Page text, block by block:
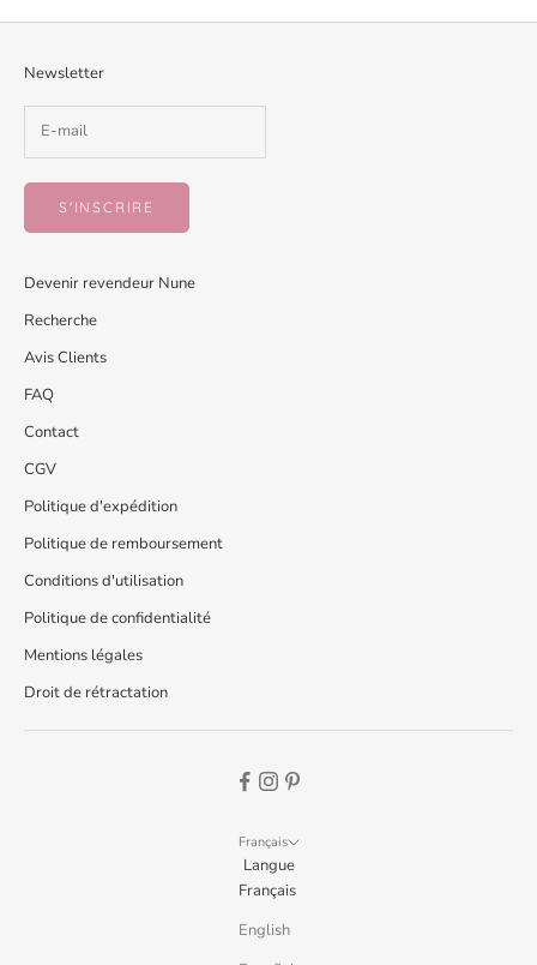
Newsletter
S'INSCRIRE
Devenir revendeur Nune
Recherche
Avis Clients
FAQ
Contact
CGV
Politique d'expédition
Politique de remboursement
Conditions d'utilisation
Politique de confidentialité
Mentions légales
Droit de rétractation
Français
Langue
Français
English